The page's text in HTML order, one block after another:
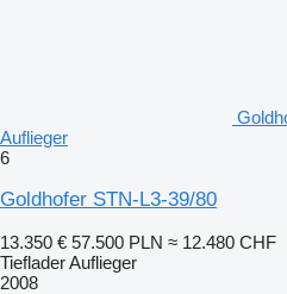
Auflieger
6
Goldhofer STN-L3-39/80
13.350 € 57.500 PLN ≈ 12.480 CHF
Tieflader Auflieger
2008